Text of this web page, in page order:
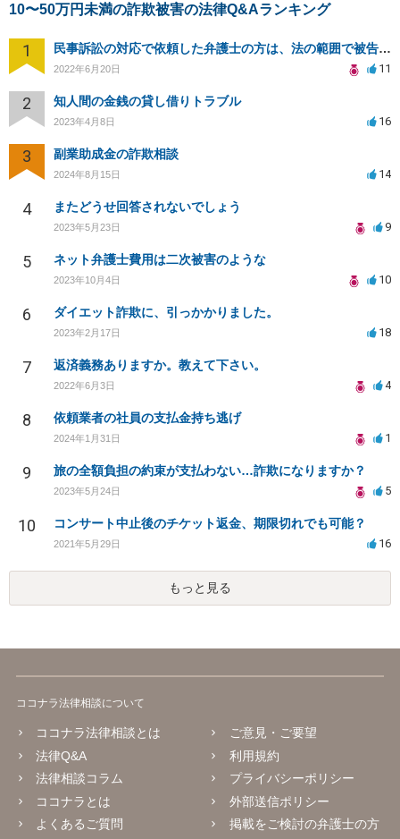
10〜50万円未満の詐欺被害の法律Q&Aランキング
1 民事訴訟の対応で依頼した弁護士の方は、法の範囲で被告の味方ではないのでしょうか？
2022年6月20日 11
2 知人間の金銭の貸し借りトラブル
2023年4月8日 16
3 副業助成金の詐欺相談
2024年8月15日 14
4 またどうせ回答されないでしょう
2023年5月23日 9
5 ネット弁護士費用は二次被害のような
2023年10月4日 10
6 ダイエット詐欺に、引っかかりました。
2023年2月17日 18
7 返済義務ありますか。教えて下さい。
2022年6月3日 4
8 依頼業者の社員の支払金持ち逃げ
2024年1月31日 1
9 旅の全額負担の約束が支払わない…詐欺になりますか？
2023年5月24日 5
10 コンサート中止後のチケット返金、期限切れでも可能？
2021年5月29日 16
もっと見る
ココナラ法律相談について
ココナラ法律相談とは
法律Q&A
法律相談コラム
ココナラとは
よくあるご質問
ご意見・ご要望
利用規約
プライバシーポリシー
外部送信ポリシー
掲載をご検討の弁護士の方